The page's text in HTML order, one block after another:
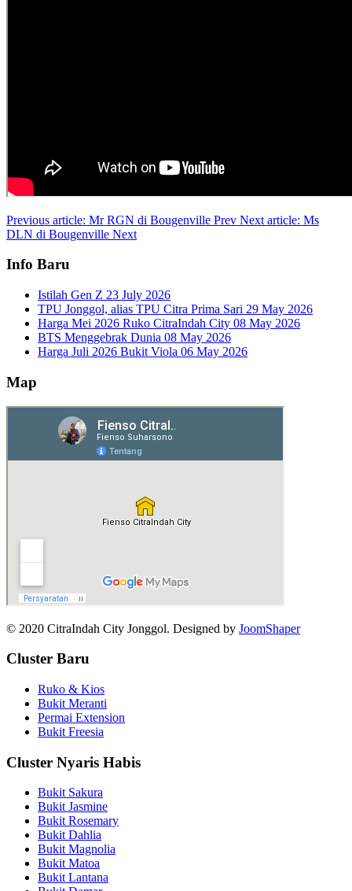
Previous article: Mr RGN di Bougenville Prev Next article: Ms
DLN di Bougenville Next
Info Baru
Istilah Gen Z 23 July 2026
TPU Jonggol, alias TPU Citra Prima Sari 29 May 2026
Harga Mei 2026 Ruko CitraIndah City 08 May 2026
BTS Menggebrak Dunia 08 May 2026
Harga Juli 2026 Bukit Viola 06 May 2026
Map
© 2020 CitraIndah City Jonggol. Designed by JoomShaper
Cluster Baru
Ruko & Kios
Bukit Meranti
Permai Extension
Bukit Freesia
Cluster Nyaris Habis
Bukit Sakura
Bukit Jasmine
Bukit Rosemary
Bukit Dahlia
Bukit Magnolia
Bukit Matoa
Bukit Lantana